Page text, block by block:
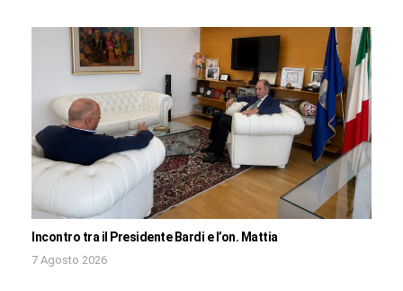
Incontro tra il Presidente Bardi e l’on. Mattia
7 Agosto 2026